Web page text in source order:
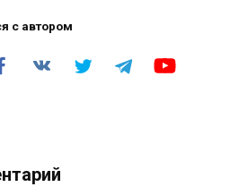
с автором